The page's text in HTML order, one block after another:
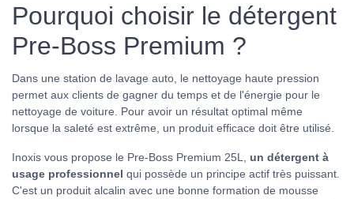
Pourquoi choisir le détergent
Pre-Boss Premium ?
Dans une station de lavage auto, le nettoyage haute pression
permet aux clients de gagner du temps et de l'énergie pour le
nettoyage de voiture. Pour avoir un résultat optimal même
lorsque la saleté est extrême, un produit efficace doit être utilisé.
Inoxis vous propose le Pre-Boss Premium 25L, un détergent à
usage professionnel qui possède un principe actif très puissant.
C'est un produit alcalin avec une bonne formation de mousse